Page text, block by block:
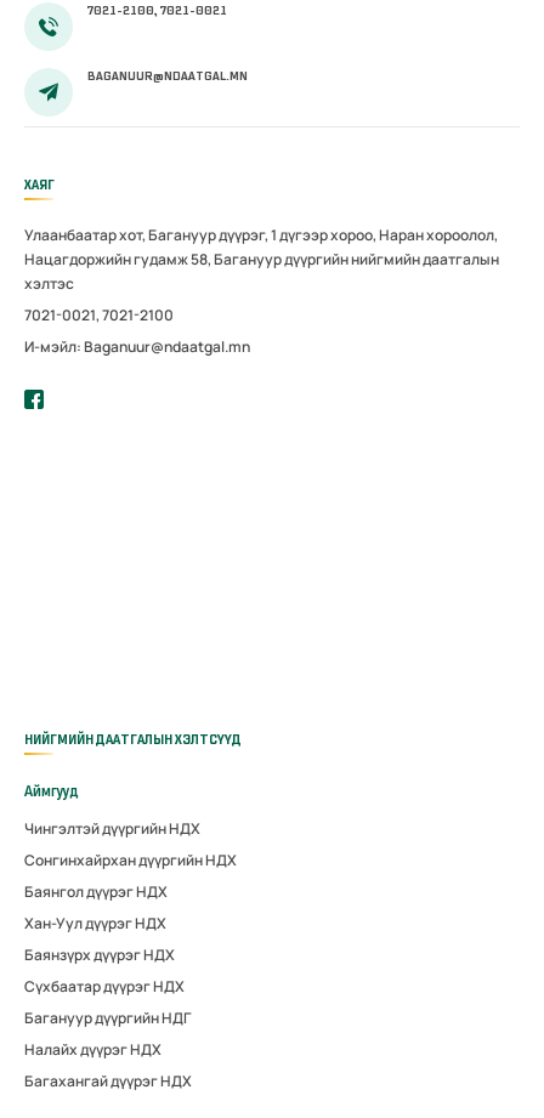
7021-2100, 7021-0021
BAGANUUR@NDAATGAL.MN
ХАЯГ
Улаанбаатар хот, Багануур дүүрэг, 1 дүгээр хороо, Наран хороолол,
Нацагдоржийн гудамж 58, Багануур дүүргийн нийгмийн даатгалын
хэлтэс
7021-0021, 7021-2100
И-мэйл: Baganuur@ndaatgal.mn
НИЙГМИЙН ДААТГАЛЫН ХЭЛТСҮҮД
Аймгууд
Чингэлтэй дүүргийн НДХ
Сонгинхайрхан дүүргийн НДХ
Баянгол дүүрэг НДХ
Хан-Уул дүүрэг НДХ
Баянзүрх дүүрэг НДХ
Сүхбаатар дүүрэг НДХ
Багануур дүүргийн НДГ
Налайх дүүрэг НДХ
Багахангай дүүрэг НДХ